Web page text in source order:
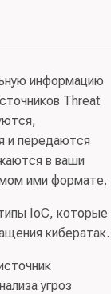
информацию
Threat
и передаются
в ваши
ими формате.
IoC, которые
кибератак.
угроз